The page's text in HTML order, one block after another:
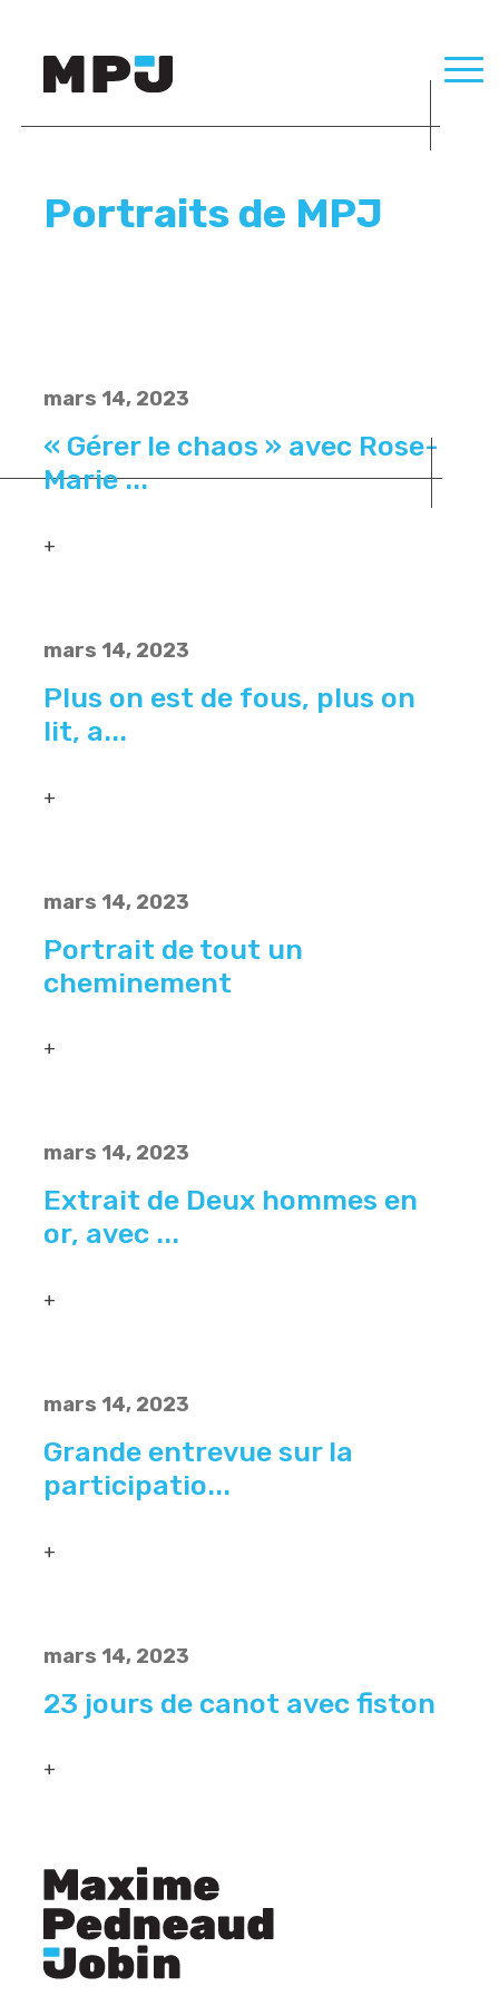
Portraits de MPJ
mars 14, 2023
« Gérer le chaos » avec Rose-
Marie ...
+
mars 14, 2023
Plus on est de fous, plus on
lit, a...
+
mars 14, 2023
Portrait de tout un
cheminement
+
mars 14, 2023
Extrait de Deux hommes en
or, avec ...
+
mars 14, 2023
Grande entrevue sur la
participatio...
+
mars 14, 2023
23 jours de canot avec fiston
+